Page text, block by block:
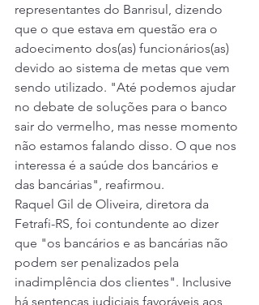
representantes do Banrisul, dizendo
que o que estava em questão era o
adoecimento dos(as) funcionários(as)
devido ao sistema de metas que vem
sendo utilizado. "Até podemos ajudar
no debate de soluções para o banco
sair do vermelho, mas nesse momento
não estamos falando disso. O que nos
interessa é a saúde dos bancários e
das bancárias", reafirmou.
Raquel Gil de Oliveira, diretora da
Fetrafi-RS, foi contundente ao dizer
que "os bancários e as bancárias não
podem ser penalizados pela
inadimplência dos clientes". Inclusive
há sentenças judiciais favoráveis aos